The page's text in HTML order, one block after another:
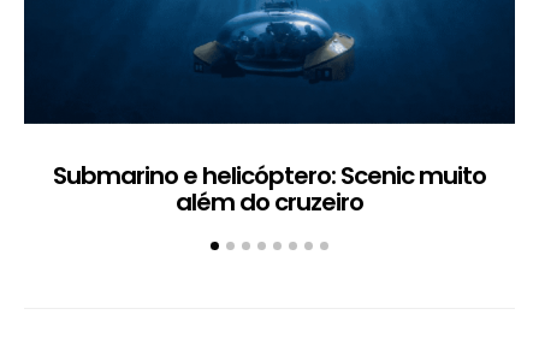
Submarino e helicóptero: Scenic muito
além do cruzeiro